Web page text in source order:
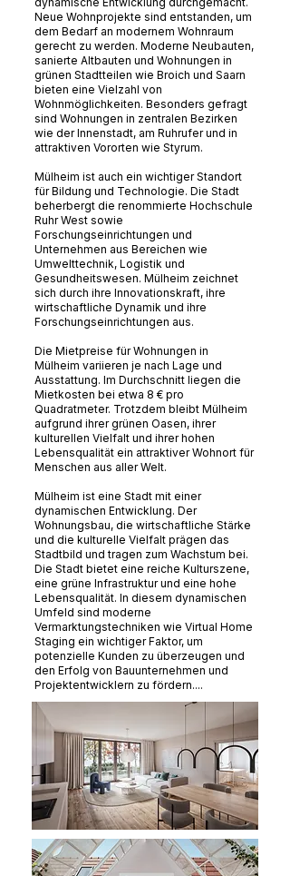
Neue Wohnprojekte sind entstanden, um
dem Bedarf an modernem Wohnraum
gerecht zu werden. Moderne Neubauten,
sanierte Altbauten und Wohnungen in
grünen Stadtteilen wie Broich und Saarn
bieten eine Vielzahl von
Wohnmöglichkeiten. Besonders gefragt
sind Wohnungen in zentralen Bezirken
wie der Innenstadt, am Ruhrufer und in
attraktiven Vororten wie Styrum.
Mülheim ist auch ein wichtiger Standort
für Bildung und Technologie. Die Stadt
beherbergt die renommierte Hochschule
Ruhr West sowie
Forschungseinrichtungen und
Unternehmen aus Bereichen wie
Umwelttechnik, Logistik und
Gesundheitswesen. Mülheim zeichnet
sich durch ihre Innovationskraft, ihre
wirtschaftliche Dynamik und ihre
Forschungseinrichtungen aus.
Die Mietpreise für Wohnungen in
Mülheim variieren je nach Lage und
Ausstattung. Im Durchschnitt liegen die
Mietkosten bei etwa 8 € pro
Quadratmeter. Trotzdem bleibt Mülheim
aufgrund ihrer grünen Oasen, ihrer
kulturellen Vielfalt und ihrer hohen
Lebensqualität ein attraktiver Wohnort für
Menschen aus aller Welt.
Mülheim ist eine Stadt mit einer
dynamischen Entwicklung. Der
Wohnungsbau, die wirtschaftliche Stärke
und die kulturelle Vielfalt prägen das
Stadtbild und tragen zum Wachstum bei.
Die Stadt bietet eine reiche Kulturszene,
eine grüne Infrastruktur und eine hohe
Lebensqualität. In diesem dynamischen
Umfeld sind moderne
Vermarktungstechniken wie Virtual Home
Staging ein wichtiger Faktor, um
potenzielle Kunden zu überzeugen und
den Erfolg von Bauunternehmen und
Projektentwicklern zu fördern....